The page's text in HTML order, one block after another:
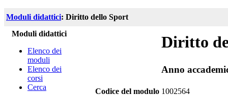
Moduli didattici: Diritto dello Sport
Moduli didattici
Elenco dei
moduli
Elenco dei
corsi
Cerca
Diritto
Anno
Codice del modulo 1002564